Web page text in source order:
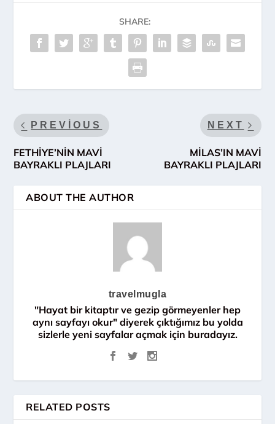
SHARE:
PREVIOUS
FETHİYE’NİN MAVİ
BAYRAKLI PLAJLARI
NEXT
MİLAS’IN MAVİ
BAYRAKLI PLAJLARI
ABOUT THE AUTHOR
travelmugla
"Hayat bir kitaptır ve gezip görmeyenler hep
aynı sayfayı okur" diyerek çıktığımız bu yolda
sizlerle yeni sayfalar açmak için buradayız.
RELATED POSTS